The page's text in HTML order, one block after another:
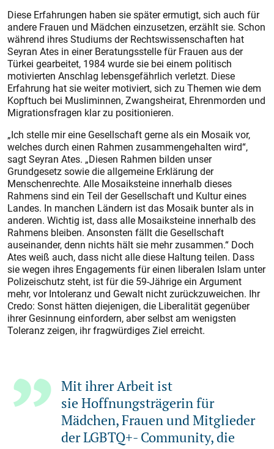
Diese Erfahrungen haben sie später ermutigt, sich auch für
andere Frauen und Mädchen einzusetzen, erzählt sie. Schon
während ihres Studiums der Rechtswissenschaften hat
Seyran Ates in einer Beratungsstelle für Frauen aus der
Türkei gearbeitet, 1984 wurde sie bei einem politisch
motivierten Anschlag lebensgefährlich verletzt. Diese
Erfahrung hat sie weiter motiviert, sich zu Themen wie dem
Kopftuch bei Musliminnen, Zwangsheirat, Ehrenmorden und
Migrationsfragen klar zu positionieren.
„Ich stelle mir eine Gesellschaft gerne als ein Mosaik vor,
welches durch einen Rahmen zusammengehalten wird“,
sagt Seyran Ates. „Diesen Rahmen bilden unser
Grundgesetz sowie die allgemeine Erklärung der
Menschenrechte. Alle Mosaiksteine innerhalb dieses
Rahmens sind ein Teil der Gesellschaft und Kultur eines
Landes. In manchen Ländern ist das Mosaik bunter als in
anderen. Wichtig ist, dass alle Mosaiksteine innerhalb des
Rahmens bleiben. Ansonsten fällt die Gesellschaft
auseinander, denn nichts hält sie mehr zusammen.“ Doch
Ates weiß auch, dass nicht alle diese Haltung teilen. Dass
sie wegen ihres Engagements für einen liberalen Islam unter
Polizeischutz steht, ist für die 59-Jährige ein Argument
mehr, vor Intoleranz und Gewalt nicht zurückzuweichen. Ihr
Credo: Sonst hätten diejenigen, die Liberalität gegenüber
ihrer Gesinnung einfordern, aber selbst am wenigsten
Toleranz zeigen, ihr fragwürdiges Ziel erreicht.
Mit ihrer Arbeit ist
sie Hoffnungsträgerin für
Mädchen, Frauen und Mitglieder
der LGBTQ+- Community, die